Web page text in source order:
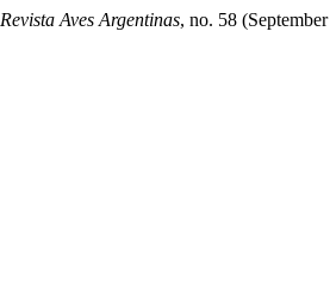
Revista Aves Argentinas, no. 58